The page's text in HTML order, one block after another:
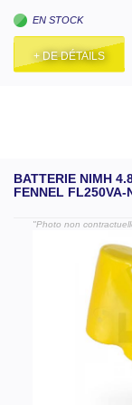
EN STOCK
+ DE DÉTAILS
BATTERIE NIMH
FENNEL FL250VA-
"Photo non